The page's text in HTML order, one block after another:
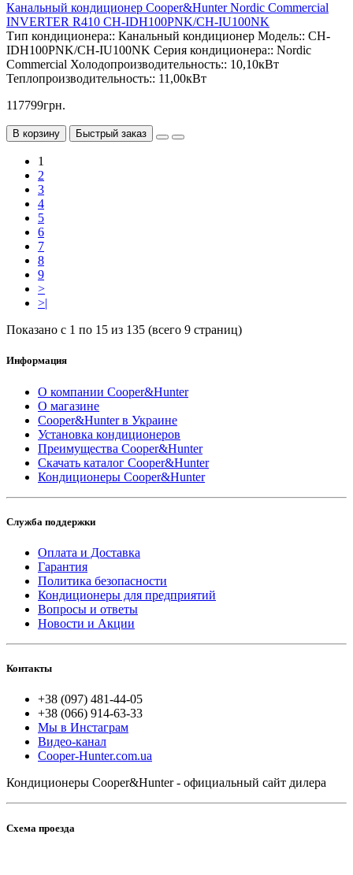
Канальный кондиционер Cooper&Hunter Nordic Commercial
INVERTER R410 CH-IDH100PNK/CH-IU100NK
Тип кондиционера:: Канальный кондиционер Модель:: CH-
IDH100PNK/CH-IU100NK Серия кондиционера:: Nordic
Commercial Холодопроизводительность:: 10,10кВт
Теплопроизводительность:: 11,00кВт
117799грн.
В корзину Быстрый заказ
1
2
3
4
5
6
7
8
9
>
>|
Показано с 1 по 15 из 135 (всего 9 страниц)
Информация
О компании Cooper&Hunter
О магазине
Cooper&Hunter в Украине
Установка кондиционеров
Преимущества Cooper&Hunter
Скачать каталог Cooper&Hunter
Кондиционеры Cooper&Hunter
Служба поддержки
Оплата и Доставка
Гарантия
Политика безопасности
Кондиционеры для предприятий
Вопросы и ответы
Новости и Акции
Контакты
+38 (097) 481-44-05
+38 (066) 914-63-33
Мы в Инстаграм
Видео-канал
Cooper-Hunter.com.ua
Кондиционеры Cooper&Hunter - официальный сайт дилера
Схема проезда